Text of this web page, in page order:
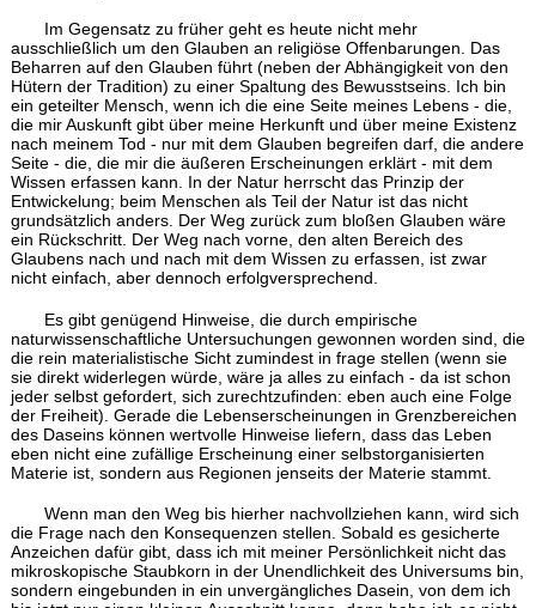
Im Gegensatz zu früher geht es heute nicht mehr
ausschließlich um den Glauben an religiöse Offenbarungen. Das
Beharren auf den Glauben führt (neben der Abhängigkeit von den
Hütern der Tradition) zu einer Spaltung des Bewusstseins. Ich bin
ein geteilter Mensch, wenn ich die eine Seite meines Lebens - die,
die mir Auskunft gibt über meine Herkunft und über meine Existenz
nach meinem Tod - nur mit dem Glauben begreifen darf, die andere
Seite - die, die mir die äußeren Erscheinungen erklärt - mit dem
Wissen erfassen kann. In der Natur herrscht das Prinzip der
Entwickelung; beim Menschen als Teil der Natur ist das nicht
grundsätzlich anders. Der Weg zurück zum bloßen Glauben wäre
ein Rückschritt. Der Weg nach vorne, den alten Bereich des
Glaubens nach und nach mit dem Wissen zu erfassen, ist zwar
nicht einfach, aber dennoch erfolgversprechend.
Es gibt genügend Hinweise, die durch empirische
naturwissenschaftliche Untersuchungen gewonnen worden sind, die
die rein materialistische Sicht zumindest in frage stellen (wenn sie
sie direkt widerlegen würde, wäre ja alles zu einfach - da ist schon
jeder selbst gefordert, sich zurechtzufinden: eben auch eine Folge
der Freiheit). Gerade die Lebenserscheinungen in Grenzbereichen
des Daseins können wertvolle Hinweise liefern, dass das Leben
eben nicht eine zufällige Erscheinung einer selbstorganisierten
Materie ist, sondern aus Regionen jenseits der Materie stammt.
Wenn man den Weg bis hierher nachvollziehen kann, wird sich
die Frage nach den Konsequenzen stellen. Sobald es gesicherte
Anzeichen dafür gibt, dass ich mit meiner Persönlichkeit nicht das
mikroskopische Staubkorn in der Unendlichkeit des Universums bin,
sondern eingebunden in ein unvergängliches Dasein, von dem ich